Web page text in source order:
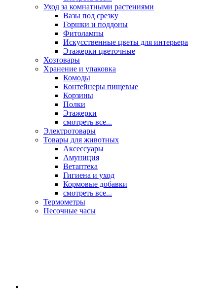
Уход за комнатными растениями
Вазы под срезку
Горшки и поддоны
Фитолампы
Искусственные цветы для интерьера
Этажерки цветочные
Хозтовары
Хранение и упаковка
Комоды
Контейнеры пищевые
Корзины
Полки
Этажерки
смотреть все...
Электротовары
Товары для животных
Аксессуары
Амуниция
Ветаптека
Гигиена и уход
Кормовые добавки
смотреть все...
Термометры
Песочные часы